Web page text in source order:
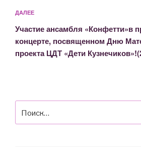
Следующая
запись
ДАЛЕЕ
Участие ансамбля «Конфетти»в
концерте, посвященном Дню
проекта ЦДТ «Дети